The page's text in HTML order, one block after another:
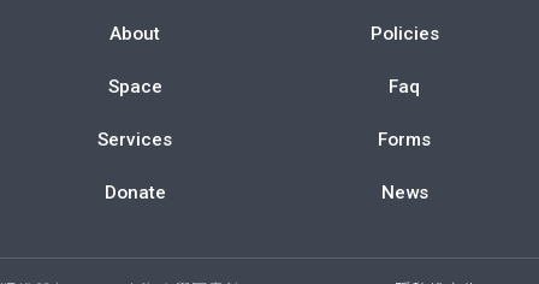
About
Space
Services
Donate
Policies
Faq
Forms
News